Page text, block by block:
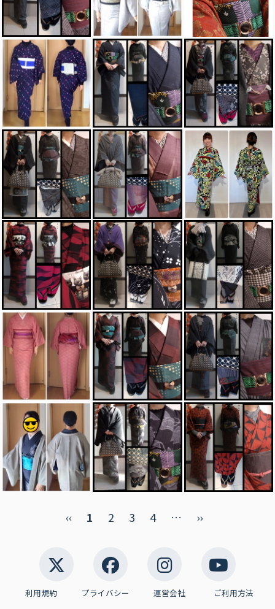
‹‹ 1 2 3 4 … ››
利用規約 プライバシー 運営会社 ご利用方法